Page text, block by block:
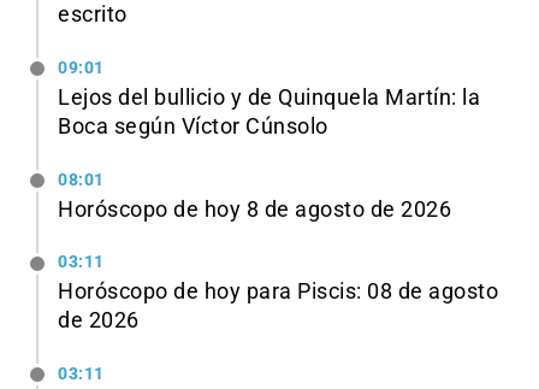
escrito
09:01
Lejos del bullicio y de Quinquela Martín: la
Boca según Víctor Cúnsolo
08:01
Horóscopo de hoy 8 de agosto de 2026
03:11
Horóscopo de hoy para Piscis: 08 de agosto
de 2026
03:11